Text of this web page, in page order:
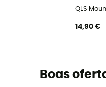
QLS
14,90 €
Boas